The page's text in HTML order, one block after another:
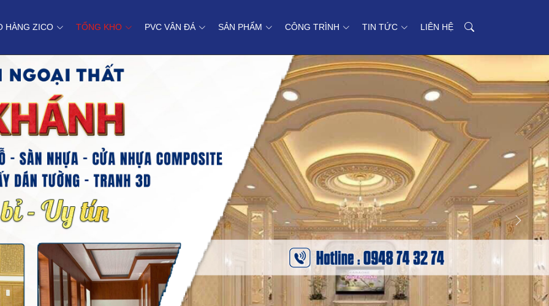
HÀNG ZICO TỔNG KHO PVC VÂN ĐÁ SẢN PHẨM CÔNG TRÌNH TIN TỨC LIÊN HỆ